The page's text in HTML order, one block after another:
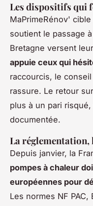
Les dispositifs qui
MaPrimeRénov'
soutient le passage
Bretagne versent
appuie ceux qui
raccourcis, le
rassure. Le retour
plus à un pari
documentée.
La réglementation,
Depuis janvier, la
pompes à chaleur
européennes pour
Les normes NF PAC,